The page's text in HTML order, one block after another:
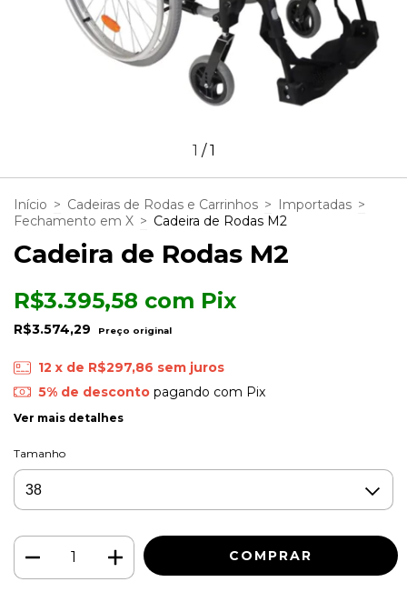
1 /1
Início > Cadeiras de Rodas e Carrinhos > Importadas >
Fechamento em X > Cadeira de Rodas M2
Cadeira de Rodas M2
R$3.574,29
R$3.395,58 com Pix
12 x de R$297,86 sem juros
5% de descontopagando com Pix
Ver mais detalhes
Tamanho